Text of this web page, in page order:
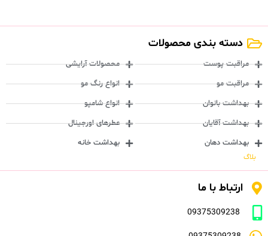
دسته بندی محصولات
مراقبت پوست
مراقبت مو
بهداشت بانوان
بهداشت آقایان
بهداشت دهان
محصولات آرایشی
انواع رنگ مو
انواع شامپو
عطرهای اورجینال
بهداشت خانه
بلاگ
ارتباط با ما
09375309238